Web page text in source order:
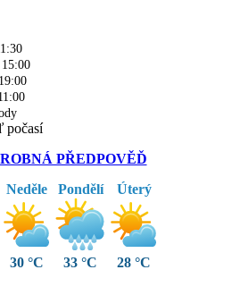
počasí
PŘEDPOVĚĎ
Neděle
30 °C
Pondělí
33 °C
Úterý
28 °C